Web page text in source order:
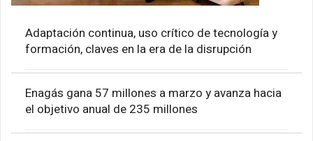
Adaptación continua, uso crítico de tecnología y
formación, claves en la era de la disrupción
Enagás gana 57 millones a marzo y avanza hacia
el objetivo anual de 235 millones